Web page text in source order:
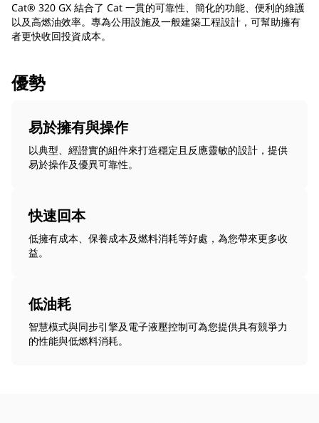
Cat® 320 GX 結合了 Cat 一貫的可靠性、簡化的功能、便利的維護
以及高燃油效率。專為公用設施及一般建築工程設計，可幫助擁有
者更快收回投資成本。
優勢
易於擁有與操作
以典型、經證實的組件來打造穩定且反應靈敏的設計，提供
易於操作及優異可靠性。
快速回本
低擁有成本、保養成本及燃料消耗等好處，為您帶來更多收
益。
低油耗
智慧模式與同步引擎及電子液壓控制可為您提供具有競爭力
的性能與低燃料消耗。